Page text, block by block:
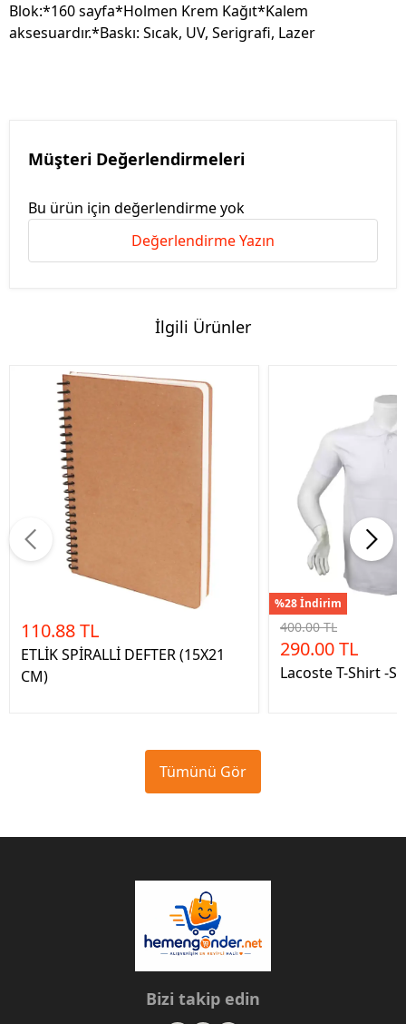
Blok:*160 sayfa*Holmen Krem Kağıt*Kalem
aksesuardır.*Baskı: Sıcak, UV, Serigrafi, Lazer
Müşteri Değerlendirmeleri
Bu ürün için değerlendirme yok
Değerlendirme Yazın
İlgili Ürünler
110.88 TL
ETLİK SPİRALLİ DEFTER (15X21
CM)
%28 İndirim
400.00 TL
290.00 TL
Lacoste T-Shirt -
Tümünü Gör
Bizi takip edin